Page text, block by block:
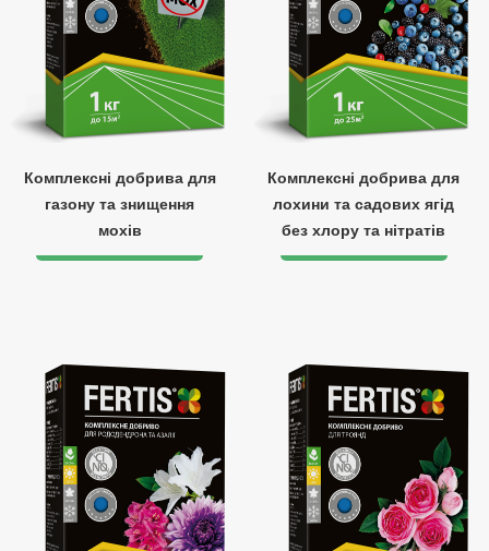
Комплексні добрива для
газону та знищення
мохів
Комплексні добрива для
лохини та садових ягід
без хлору та нітратів